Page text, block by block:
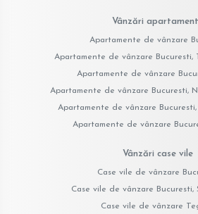
Vânzări
Apartamente de vânzare
Apartamente de vânzare Bucuresti,
Apartamente de vânzare
Apartamente de vânzare Bucuresti,
Apartamente de vânzare
Apartamente de vânzare
Vânzări case vile
Case vile de vânzare
Case vile de vânzare Bucuresti,
Case vile de vânzare